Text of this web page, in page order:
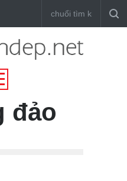
đảo